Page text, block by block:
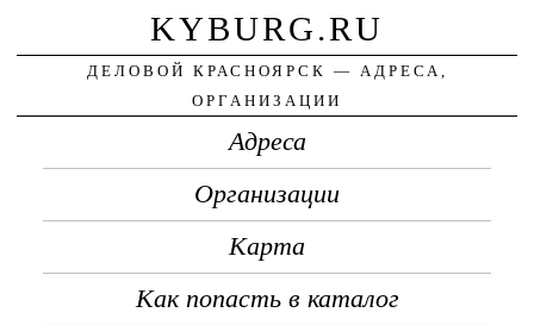
KYBURG.RU
ДЕЛОВОЙ КРАСНОЯРСК — АДРЕСА,
ОРГАНИЗАЦИИ
Адреса
Организации
Карта
Как попасть в каталог